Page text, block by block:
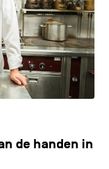
de handen in